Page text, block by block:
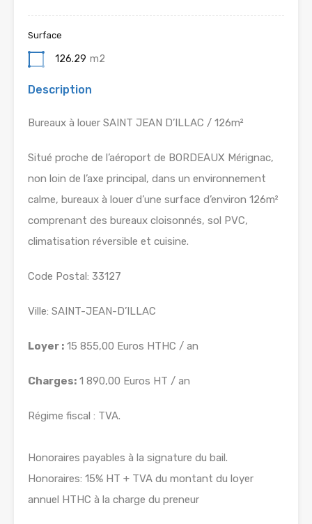
Surface
126.29 m2
Description
Bureaux à louer SAINT JEAN D’ILLAC / 126m²
Situé proche de l’aéroport de BORDEAUX Mérignac,
non loin de l’axe principal, dans un environnement
calme, bureaux à louer d’une surface d’environ 126m²
comprenant des bureaux cloisonnés, sol PVC,
climatisation réversible et cuisine.
Code Postal: 33127
Ville: SAINT-JEAN-D’ILLAC
Loyer : 15 855,00 Euros HTHC / an
Charges: 1 890,00 Euros HT / an
Régime fiscal : TVA.
Honoraires payables à la signature du bail.
Honoraires: 15% HT + TVA du montant du loyer
annuel HTHC à la charge du preneur